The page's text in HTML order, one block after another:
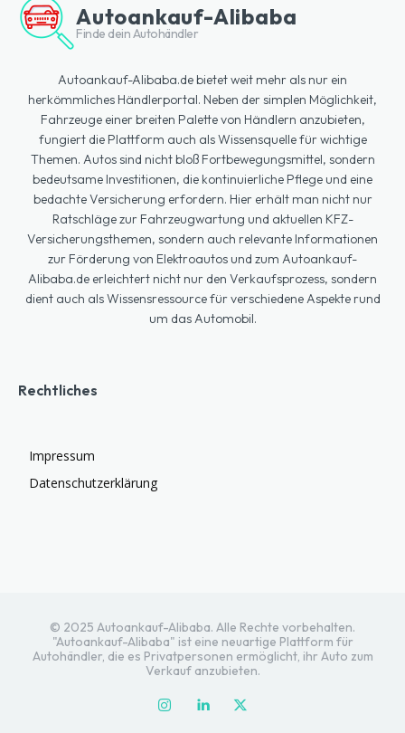
Autoankauf-Alibaba
Finde dein Autohändler
Autoankauf-Alibaba.de bietet weit mehr als nur ein
herkömmliches Händlerportal. Neben der simplen Möglichkeit,
Fahrzeuge einer breiten Palette von Händlern anzubieten,
fungiert die Plattform auch als Wissensquelle für wichtige
Themen. Autos sind nicht bloß Fortbewegungsmittel, sondern
bedeutsame Investitionen, die kontinuierliche Pflege und eine
bedachte Versicherung erfordern. Hier erhält man nicht nur
Ratschläge zur Fahrzeugwartung und aktuellen KFZ-
Versicherungsthemen, sondern auch relevante Informationen
zur Förderung von Elektroautos und zum Autoankauf-
Alibaba.de erleichtert nicht nur den Verkaufsprozess, sondern
dient auch als Wissensressource für verschiedene Aspekte rund
um das Automobil.
Rechtliches
Impressum
Datenschutzerklärung
© 2025 Autoankauf-Alibaba. Alle Rechte vorbehalten.
"Autoankauf-Alibaba" ist eine neuartige Plattform für
Autohändler, die es Privatpersonen ermöglicht, ihr Auto zum
Verkauf anzubieten.